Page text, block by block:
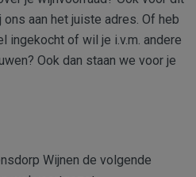
aan het juiste adres. Of heb
ingekocht of wil je i.v.m. andere
Ook dan staan we voor je
Wijnen de volgende